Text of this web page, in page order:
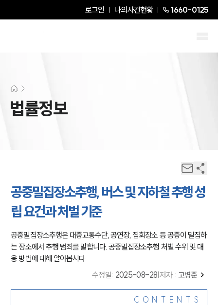
로그인 나의사건현황 1660-0125
법률정보
공중밀집장소추행, 버스 및 지하철 추행 성
립 요건과 처벌 기준
공중밀집장소추행은 대중교통수단, 공연장, 집회장소 등 공중이 밀집하
는 장소에서 추행 범죄를 말합니다. 공중밀집장소추행 처벌 수위 및 대
응 방법에 대해 알아봅시다.
수정일: 2025-08-28 저자 : 고병준
CONTENTS